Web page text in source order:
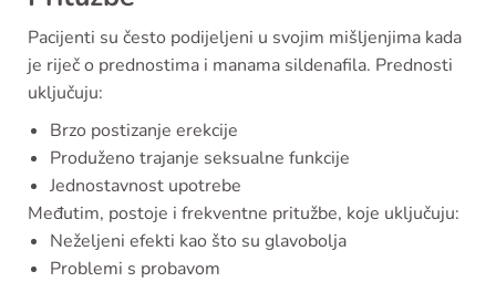
Pacijenti su često podijeljeni u svojim mišljenjima kada
je riječ o prednostima i manama sildenafila. Prednosti
uključuju:
Brzo postizanje erekcije
Produženo trajanje seksualne funkcije
Jednostavnost upotrebe
Međutim, postoje i frekventne pritužbe, koje uključuju:
Neželjeni efekti kao što su glavobolja
Problemi s probavom